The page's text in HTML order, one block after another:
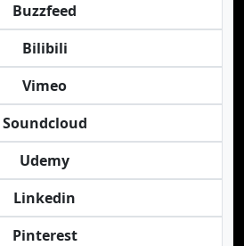
Buzzfeed
Bilibili
Vimeo
Soundcloud
Udemy
Linkedin
Pinterest